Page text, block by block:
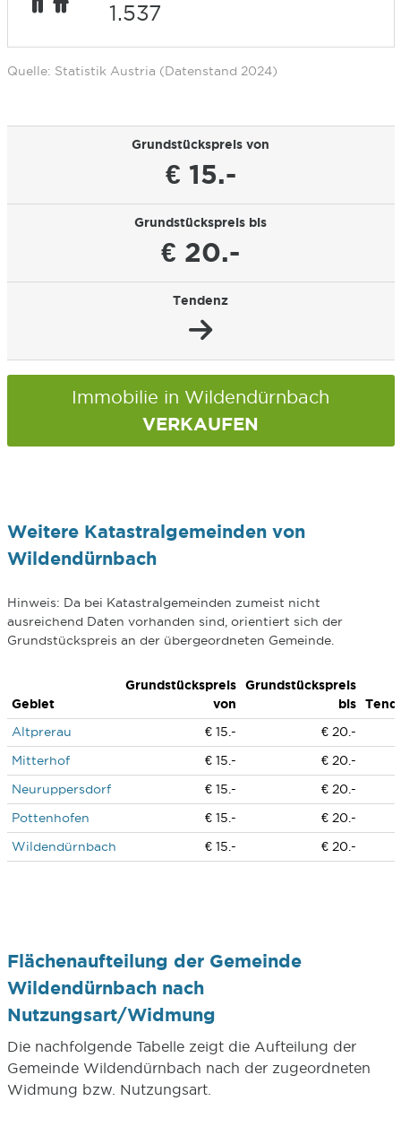
1.537
Quelle: Statistik Austria (Datenstand 2024)
Grundstückspreis von
€ 15.-
Grundstückspreis bis
€ 20.-
Tendenz
Immobilie in Wildendürnbach
VERKAUFEN
Weitere Katastralgemeinden von
Wildendürnbach
Hinweis: Da bei Katastralgemeinden zumeist nicht
ausreichend Daten vorhanden sind, orientiert sich der
Grundstückspreis an der übergeordneten Gemeinde.
Gebiet
Grundstückspreis
von
Grundstückspreis
bis
Altprerau
€ 15.-
€ 20.-
Mitterhof
€ 15.-
€ 20.-
Neuruppersdorf
€ 15.-
€ 20.-
Pottenhofen
€ 15.-
€ 20.-
Wildendürnbach
€ 15.- € 20.-
Flächenaufteilung der Gemeinde
Wildendürnbach nach
Nutzungsart/Widmung
Die nachfolgende Tabelle zeigt die Aufteilung der
Gemeinde Wildendürnbach nach der zugeordneten
Widmung bzw. Nutzungsart.